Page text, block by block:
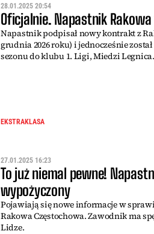
28.01.2025 20:54
Oficjalnie. Napastnik
Napastnik podpisał nowy kontrakt z
grudnia 2026 roku) i jednocześnie
sezonu do klubu 1. Ligi, Miedzi Legnica.
EKSTRAKLASA
27.01.2025 16:23
To już niemal pewne!
wypożyczony
Pojawiają się nowe informacje w
Rakowa Częstochowa. Zawodnik ma
Lidze.